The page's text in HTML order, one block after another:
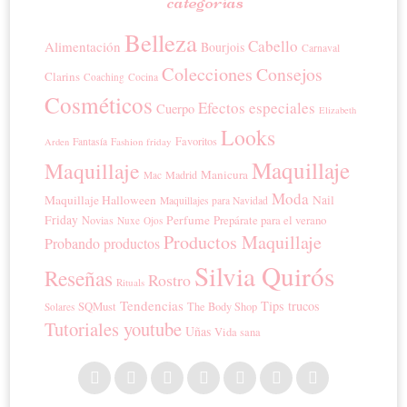
Alimentación Belleza Bourjois Cabello Carnaval
Clarins Coaching Cocina ColeccionesConsejos
Cosméticos Cuerpo Efectos especiales Elizabeth
Arden Fantasía Fashion friday Favoritos Looks
Maquillaje Mac Madrid Manicura Maquillaje
Maquillaje Halloween Maquillajes para Navidad Moda Nail
Friday Novias Nuxe Ojos Perfume Prepárate para el verano
Probando productos Productos Maquillaje
Reseñas Rituals Rostro Silvia Quirós
Solares SQMust Tendencias The Body Shop Tips trucos
Tutoriales youtube Uñas Vida sana